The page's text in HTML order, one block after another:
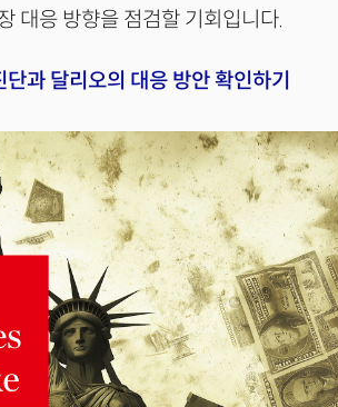
대응 방향을 점검할 기회입니다.
과 달리오의 대응 방안 확인하기